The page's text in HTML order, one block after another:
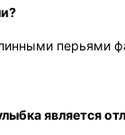
перьями
является